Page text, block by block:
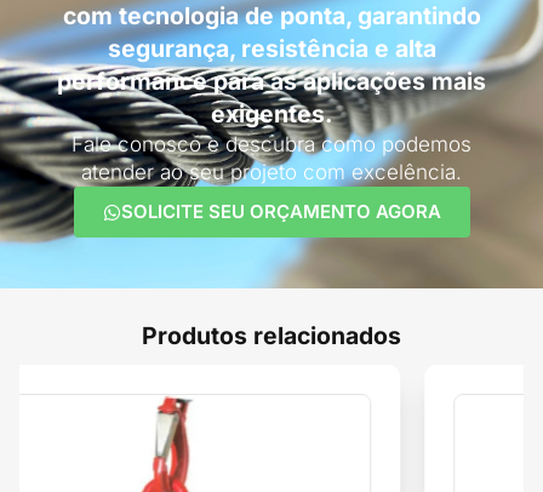
com tecnologia de ponta, garantindo
segurança, resistência e alta
performance para as aplicações mais
exigentes.
Fale conosco e descubra como podemos
atender ao seu projeto com excelência.
SOLICITE SEU ORÇAMENTO AGORA
Produtos relacionados